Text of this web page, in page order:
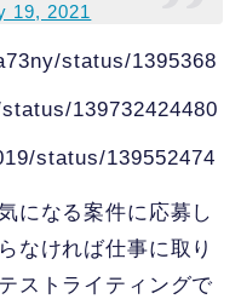
19, 2021
status/1395368
139732424480
status/139552474
になる案件に応募し
なければ仕事に取り
ストライティングで